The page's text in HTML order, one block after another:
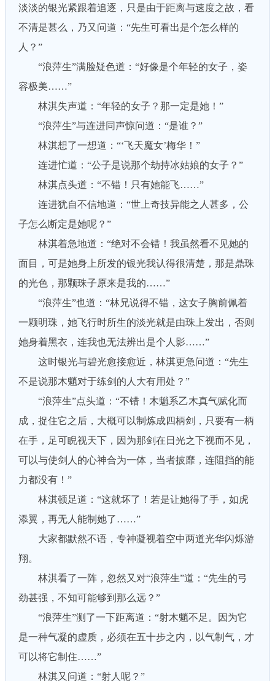
淡淡的银光紧跟着追逐，只是由于距离与速度之故，看
不清是甚么，乃又问道：“先生可看出是个怎么样的
人？”
“浪萍生”满脸疑色道：“好像是个年轻的女子，姿
容极美……”
林淇失声道：“年轻的女子？那一定是她！”
“浪萍生”与连进同声惊问道：“是谁？”
林淇想了一想道：“‘飞天魔女’梅华！”
连进忙道：“公子是说那个劫持冰姑娘的女子？”
林淇点头道：“不错！只有她能飞……”
连进犹自不信地道：“世上奇技异能之人甚多，公
子怎么断定是她呢？”
林淇着急地道：“绝对不会错！我虽然看不见她的
面目，可是她身上所发的银光我认得很清楚，那是鼎珠
的光色，那颗珠子原来是我的……”
“浪萍生”也道：“林兄说得不错，这女子胸前佩着
一颗明珠，她飞行时所生的淡光就是由珠上发出，否则
她身着黑衣，连我也无法辨出是个人影……”
这时银光与碧光愈接愈近，林淇更急问道：“先生
不是说那木魈对于练剑的人大有用处？”
“浪萍生”点头道：“不错！木魈系乙木真气赋化而
成，捉住它之后，大概可以制炼成四柄剑，只要有一柄
在手，足可睨视天下，因为那剑在日光之下视而不见，
可以与使剑人的心神合为一体，当者披靡，连阻挡的能
力都没有！”
林淇顿足道：“这就坏了！若是让她得了手，如虎
添翼，再无人能制她了……”
大家都默然不语，专神凝视着空中两道光华闪烁游
翔。
林淇看了一阵，忽然又对“浪萍生”道：“先生的弓
劲甚强，不知可能够到那么远？”
“浪萍生”测了一下距离道：“射木魈不足。因为它
是一种气凝的虚质，必须在五十步之内，以气制气，才
可以将它制住……”
林淇又问道：“射人呢？”